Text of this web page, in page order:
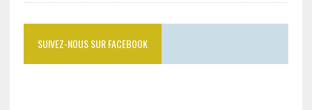
SUIVEZ-NOUS SUR FACEBOOK